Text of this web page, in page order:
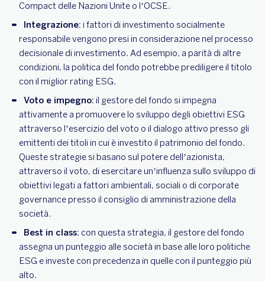
Compact delle Nazioni Unite o l’OCSE.
Integrazione: i fattori di investimento socialmente
responsabile vengono presi in considerazione nel processo
decisionale di investimento. Ad esempio, a parità di altre
condizioni, la politica del fondo potrebbe prediligere il titolo
con il miglior rating ESG.
Voto e impegno: il gestore del fondo si impegna
attivamente a promuovere lo sviluppo degli obiettivi ESG
attraverso l’esercizio del voto o il dialogo attivo presso gli
emittenti dei titoli in cui è investito il patrimonio del fondo.
Queste strategie si basano sul potere dell’azionista,
attraverso il voto, di esercitare un’influenza sullo sviluppo di
obiettivi legati a fattori ambientali, sociali o di corporate
governance presso il consiglio di amministrazione della
società.
Best in class: con questa strategia, il gestore del fondo
assegna un punteggio alle società in base alle loro politiche
ESG e investe con precedenza in quelle con il punteggio più
alto.